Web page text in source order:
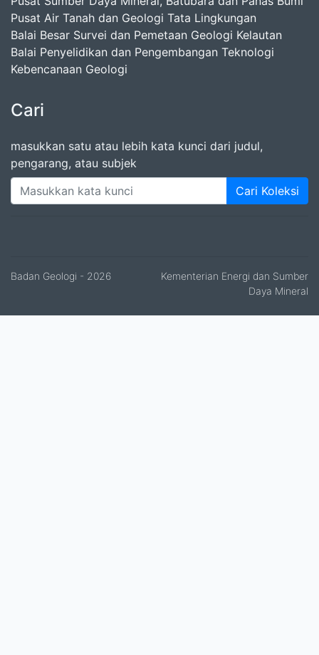
Pusat Air Tanah dan Geologi Tata Lingkungan
Balai Besar Survei dan Pemetaan Geologi Kelautan
Balai Penyelidikan dan Pengembangan Teknologi
Kebencanaan Geologi
Cari
masukkan satu atau lebih kata kunci dari judul,
pengarang, atau subjek
Cari Koleksi
Badan Geologi - 2026
Kementerian Energi dan Sumber
Daya Mineral